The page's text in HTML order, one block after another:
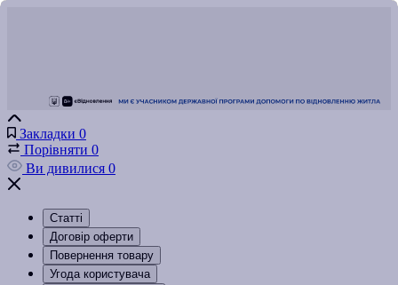
Закладки 0
Порівняти 0
Ви дивилися 0
Статті
Договір оферти
Повернення товару
Угода користувача